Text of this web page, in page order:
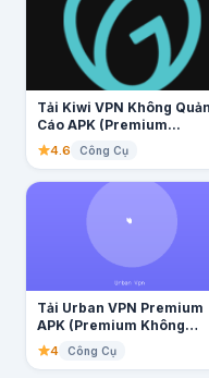
Tải Kiwi VPN Không
Cáo APK (Premium...
4.6 Công Cụ
Tải Urban VPN Premium
APK (Premium Không
Giới...
4 Công Cụ